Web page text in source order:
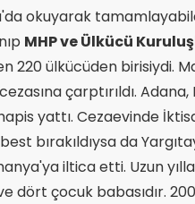
okuyarak
MHP ve Ülkücü
220 ülkücüden birisiydi.
cezasına çarptırıldı.
yattı. Cezaevinde
bırakıldıysa da
iltica etti. Uzun
çocuk babasıdır.